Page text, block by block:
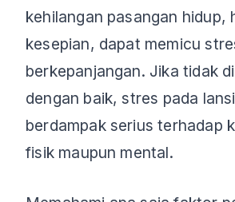
kehilangan pasangan hidup,
kesepian, dapat memicu
berkepanjangan. Jika tidak
dengan baik, stres pada
berdampak serius terhadap
fisik maupun mental.